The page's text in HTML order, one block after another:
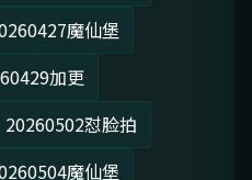
魔仙堡
加更
20260502怼脸拍
魔仙堡